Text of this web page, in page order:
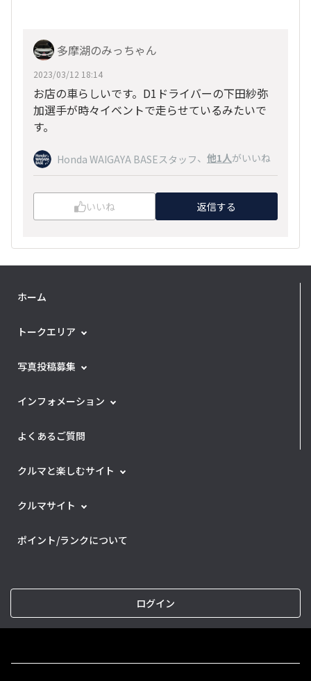
多摩湖のみっちゃん
2023/03/12 18:14
お店の車らしいです。D1ドライバーの下田紗弥
加選手が時々イベントで走らせているみたいで
す。
Honda WAIGAYA BASEスタッフ、 他1人がいいね
いいね 返信する
ホーム
トークエリア
写真投稿募集
インフォメーション
よくあるご質問
クルマと楽しむサイト
クルマサイト
ポイント/ランクについて
ログイン